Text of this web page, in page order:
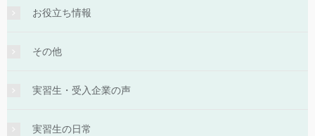
お役立ち情報
その他
実習生・受入企業の声
実習生の日常